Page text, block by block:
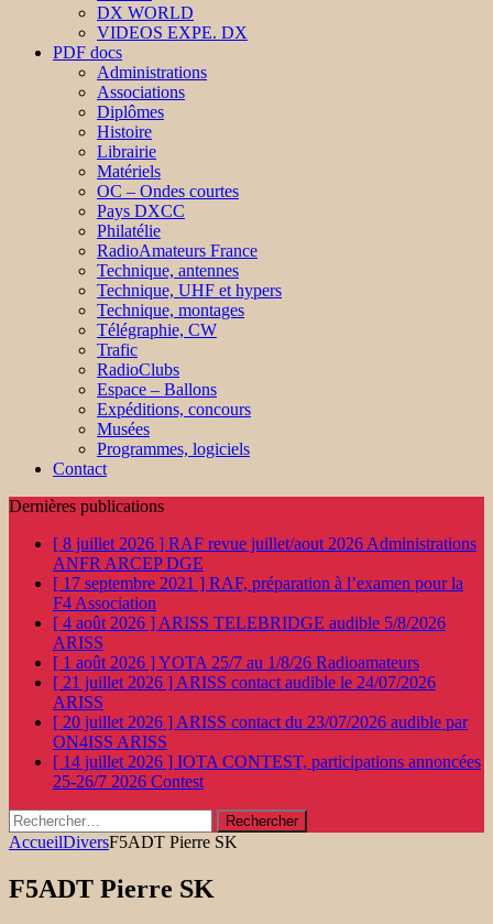
DX WORLD
VIDEOS EXPE. DX
PDF docs
Administrations
Associations
Diplômes
Histoire
Librairie
Matériels
OC – Ondes courtes
Pays DXCC
Philatélie
RadioAmateurs France
Technique, antennes
Technique, UHF et hypers
Technique, montages
Télégraphie, CW
Trafic
RadioClubs
Espace – Ballons
Expéditions, concours
Musées
Programmes, logiciels
Contact
Dernières publications
[ 8 juillet 2026 ] RAF revue juillet/aout 2026 Administrations
ANFR ARCEP DGE
[ 17 septembre 2021 ] RAF, préparation à l’examen pour la
F4 Association
[ 4 août 2026 ] ARISS TELEBRIDGE audible 5/8/2026
ARISS
[ 1 août 2026 ]YOTA 25/7 au 1/8/26 Radioamateurs
[ 21 juillet 2026 ] ARISS contact audible le 24/07/2026
ARISS
[ 20 juillet 2026 ] ARISS contact du 23/07/2026 audible par
ON4ISS ARISS
[ 14 juillet 2026 ] IOTA CONTEST, participations annoncées
25-26/7 2026 Contest
Rechercher :
AccueilDiversF5ADT Pierre SK
F5ADT Pierre SK